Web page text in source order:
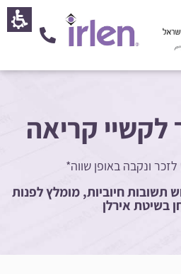
לקשיי קריאה
ונקבה באופן שווה*
תשובות חיוביות, מומלץ לפנות
בשיטת אירלן